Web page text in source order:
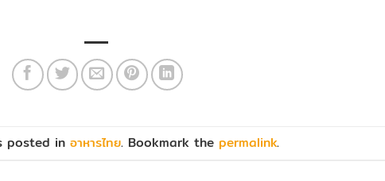
posted in อาหารไทย. Bookmark the permalink.